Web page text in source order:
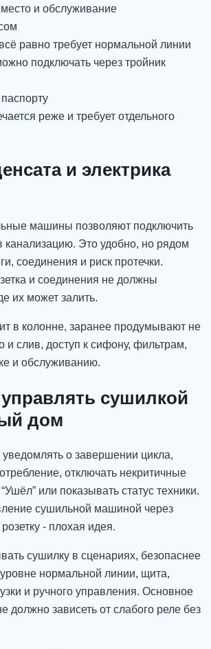
и обслуживание
равно требует нормальной линии
подключать через тройник
реже и требует отдельного
и электрика
машины позволяют подключить
канализацию. Это удобно, но рядом
соединения и риск протечки.
и соединения не должны
их может залить.
в колонне, заранее продумывают не
и слив, доступ к сифону, фильтрам,
и обслуживанию.
сушилкой
дом
о завершении цикла,
отключать некритичные
или показывать статус техники.
сушильной машиной через
- плохая идея.
сушилку в сценариях, безопаснее
нормальной линии, щита,
и ручного управления. Основное
должно зависеть от слабого реле без